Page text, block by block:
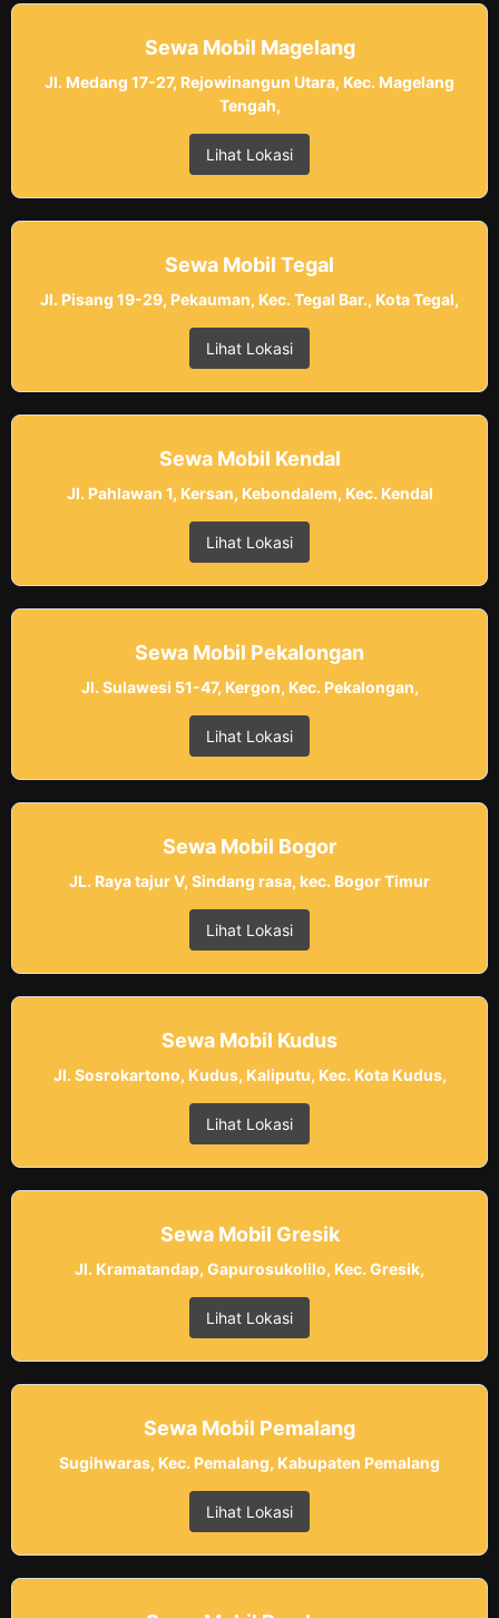
Sewa Mobil Magelang
Jl. Medang 17-27, Rejowinangun Utara, Kec. Magelang
Tengah,
Lihat Lokasi
Sewa Mobil Tegal
Jl. Pisang 19-29, Pekauman, Kec. Tegal Bar., Kota Tegal,
Lihat Lokasi
Sewa Mobil Kendal
Jl. Pahlawan 1, Kersan, Kebondalem, Kec. Kendal
Lihat Lokasi
Sewa Mobil Pekalongan
Jl. Sulawesi 51-47, Kergon, Kec. Pekalongan,
Lihat Lokasi
Sewa Mobil Bogor
JL. Raya tajur V, Sindang rasa, kec. Bogor Timur
Lihat Lokasi
Sewa Mobil Kudus
Jl. Sosrokartono, Kudus, Kaliputu, Kec. Kota Kudus,
Lihat Lokasi
Sewa Mobil Gresik
Jl. Kramatandap, Gapurosukolilo, Kec. Gresik,
Lihat Lokasi
Sewa Mobil Pemalang
Sugihwaras, Kec. Pemalang, Kabupaten Pemalang
Lihat Lokasi